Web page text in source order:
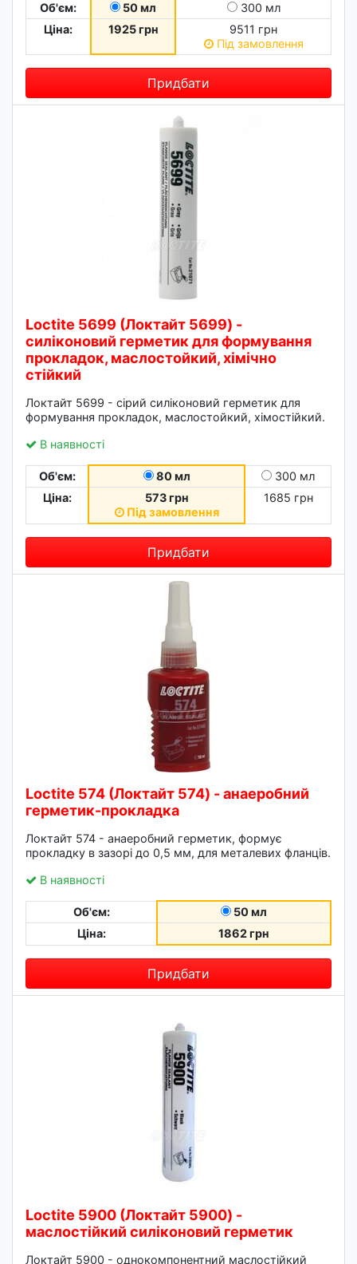
Об'єм: 50 мл
300 мл
Ціна:
1925 грн
9511 грн
Під замовлення
Придбати
Loctite 5699 (Локтайт 5699) -
силіконовий герметик для формування
прокладок, маслостойкий, хімічно
стійкий
Локтайт 5699 - сірий силіконовий герметик для
формування прокладок, маслостойкий, хімостійкий.
В наявності
Об'єм: 80 мл
300 мл
Ціна:
573 грн
Під замовлення
1685 грн
Придбати
Loctite 574 (Локтайт 574) - анаеробний
герметик-прокладка
Локтайт 574 - анаеробний герметик, формує
прокладку в зазорі до 0,5 мм, для металевих фланців.
В наявності
Об'єм:
50 мл
Ціна:
1862 грн
Придбати
Loctite 5900 (Локтайт 5900) -
маслостійкий силіконовий герметик
Локтайт 5900 - однокомпонентний маслостійкий